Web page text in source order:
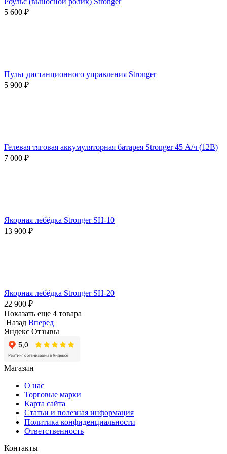
5 600 ₽
Пульт дистанционного управления Stronger
5 900 ₽
Гелевая тяговая аккумуляторная батарея Stronger 45 А/ч (12В)
7 000 ₽
Якорная лебёдка Stronger SH-10
13 900 ₽
Якорная лебёдка Stronger SH-20
22 900 ₽
Показать еще 4 товара
Назад Вперед
Яндекс Отзывы
Магазин
О нас
Торговые марки
Карта сайта
Статьи и полезная информация
Политика конфиденциальности
Ответственность
Контакты